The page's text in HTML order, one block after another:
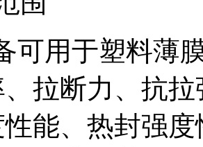
可用于塑料薄
拉断力、抗
能、热封强